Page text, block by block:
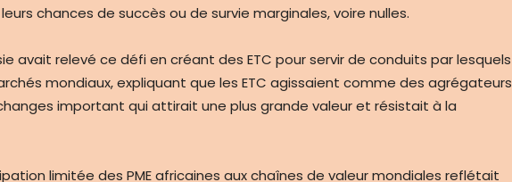
chances de succès ou de survie marginales, voire nulles.
avait relevé ce défi en créant des ETC pour servir de conduits par lesquels
mondiaux, expliquant que les ETC agissaient comme des agrégateurs
important qui attirait une plus grande valeur et résistait à la
limitée des PME africaines aux chaînes de valeur mondiales reflétait